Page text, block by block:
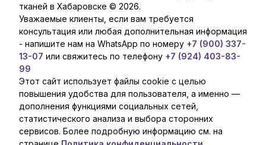
тканей в Хабаровске © 2026.
Уважаемые клиенты, если вам требуется
консультация или любая дополнительная информация
- напишите нам на WhatsApp по номеру +7 (900) 337-
13-07 или свяжитесь по телефону +7 (924) 403-83-
99
Этот сайт использует файлы cookie с целью
повышения удобства для пользователя, а именно —
дополнения функциями социальных сетей,
статистического анализа и выбора сторонних
сервисов. Более подробную информацию см. на